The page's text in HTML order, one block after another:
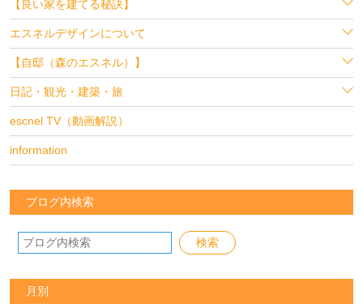
【良い家を建てる秘訣】
エスネルデザインについて
【自邸（森のエスネル）】
日記・観光・建築・旅
escnel TV（動画解説）
information
ブログ内検索
月別